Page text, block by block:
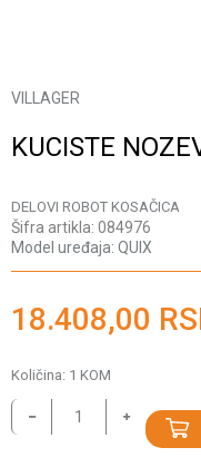
VILLAGER
KUCISTE
DELOVI ROBOT KOSAČICA
Šifra artikla: 084976
Model uređaja: QUIX
18.408,00
Količina: 1 KOM